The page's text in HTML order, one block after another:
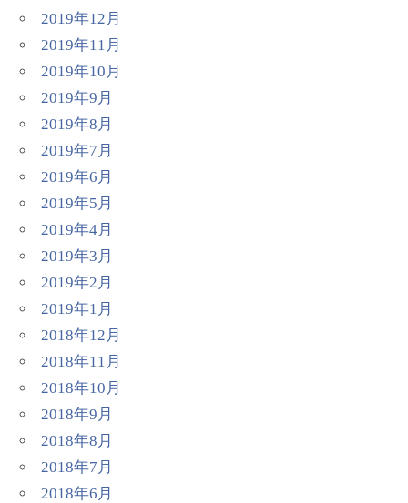
2019年12月
2019年11月
2019年10月
2019年9月
2019年8月
2019年7月
2019年6月
2019年5月
2019年4月
2019年3月
2019年2月
2019年1月
2018年12月
2018年11月
2018年10月
2018年9月
2018年8月
2018年7月
2018年6月